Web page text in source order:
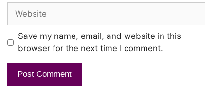
Kaathil aadum thaniyaaga
en paattu mattum thunaiyaaga
Website
Save my name, email, and website in this
browser for the next time I comment.